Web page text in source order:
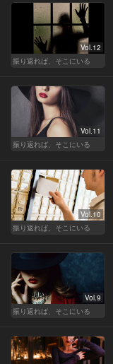
Vol.12
振り返れば、そこにいる
Vol.11
振り返れば、そこにいる
Vol.10
振り返れば、そこにいる
Vol.9
振り返れば、そこにいる